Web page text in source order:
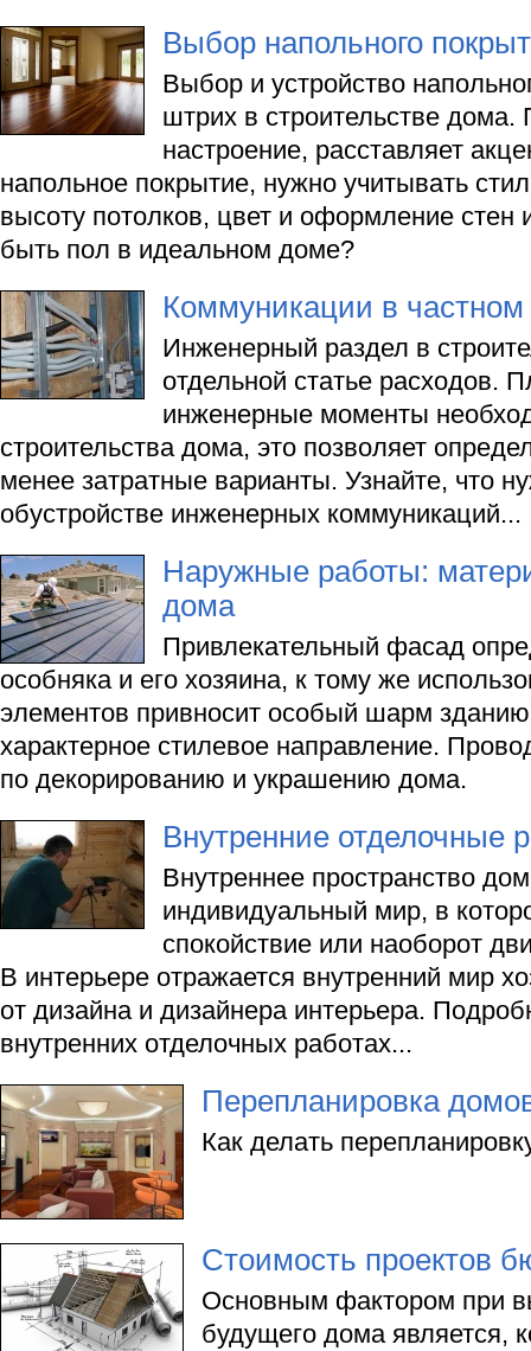
Выбор напольного
Выбор и устройство
штрих в строительстве
настроение, расставляет
напольное покрытие, нужно учитывать
высоту потолков, цвет и оформление стен
быть пол в идеальном доме?
Коммуникации в
Инженерный раздел в
отдельной статье расходов.
инженерные моменты
строительства дома, это позволяет
менее затратные варианты. Узнайте, что
обустройстве инженерных коммуникаций...
Наружные работы:
дома
Привлекательный фасад
особняка и его хозяина, к тому же
элементов привносит особый шарм
характерное стилевое направление.
по декорированию и украшению дома.
Внутренние отделочные
Внутреннее пространство
индивидуальный мир, в
спокойствие или наоборот
В интерьере отражается внутренний мир
от дизайна и дизайнера интерьера.
внутренних отделочных работах...
Перепланировка
Как делать
Стоимость проектов
Основным фактором при
будущего дома является,